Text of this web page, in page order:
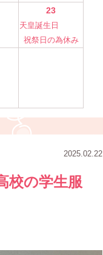
23
天皇誕生日
祝祭日の為休み
2025.02.22
校の学生服